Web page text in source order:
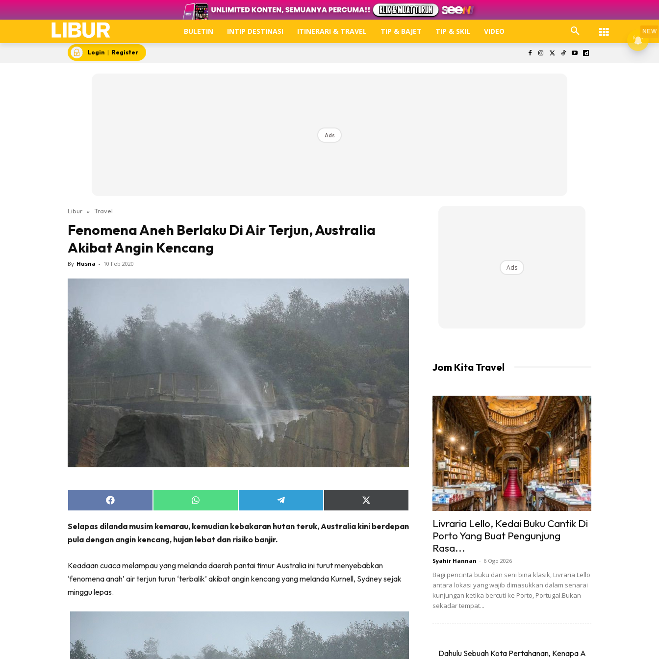
Video
Sentiasa up to date tentang tempat healing dan relax dengan LIBUR.
KLIK DI SEENI
BULETIN INTIP DESTINASI ITINERARI & TRAVEL TIP & BAJET TIP & SKIL VIDEO
Login | Register
Ads
Libur » Travel
Fenomena Aneh Berlaku Di Air Terjun, Australia
Akibat Angin Kencang
By Husna - 10 Feb 2020
Share
on
Share
on
Share
on
Share
on
(Twitter)
Selapas dilanda musim kemarau, kemudian kebakaran hutan teruk, Australia kini berdepan
pula dengan angin kencang, hujan lebat dan risiko banjir.
Keadaan cuaca melampau yang melanda daerah pantai timur Australia ini turut menyebabkan
‘fenomena anah’ air terjun turun ‘terbalik’ akibat angin kencang yang melanda Kurnell, Sydney sejak
minggu lepas.
Ads
Jom Kita Travel
Livraria Lello, Kedai Buku Cantik Di
Porto Yang Buat Pengunjung
Rasa...
Syahir Hannan - 6 Ogo 2026
Bagi pencinta buku dan seni bina klasik, Livraria Lello
antara lokasi yang wajib dimasukkan dalam senarai
kunjungan ketika bercuti ke Porto, Portugal.Bukan
sekadar tempat...
Dahulu Sebuah Kota Pertahanan, Kenapa A
NEW